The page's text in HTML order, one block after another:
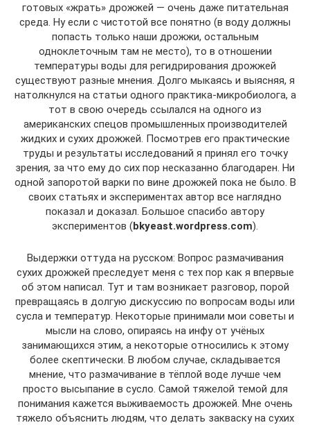
готовых «жрать» дрожжей — очень даже питательная
среда. Ну если с чистотой все понятно (в воду должны
попасть только наши дрожжи, остальным
одноклеточным там не место), то в отношении
температуры воды для регидрирования дрожжей
существуют разные мнения. Долго мыкаясь и выясняя, я
натолкнулся на статьи одного практика-микробиолога, а
тот в свою очередь ссылался на одного из
американских спецов промышленных производителей
жидких и сухих дрожжей. Посмотрев его практические
труды и результаты исследований я принял его точку
зрения, за что ему до сих пор несказанно благодарен. Ни
одной запоротой варки по вине дрожжей пока не было. В
своих статьях и экспериментах автор все наглядно
показал и доказал. Большое спасибо автору
экспериментов (bkyeast.wordpress.com).
Выдержки оттуда на русском: Вопрос размачивания
сухих дрожжей преследует меня с тех пор как я впервые
об этом написал. Тут и там возникает разговор, порой
превращаясь в долгую дискуссию по вопросам воды или
сусла и температур. Некоторые принимали мои советы и
мысли на слово, опираясь на инфу от учёных
занимающихся этим, а некоторые относились к этому
более скептически. В любом случае, складывается
мнение, что размачивание в тёплой воде лучше чем
просто высыпание в сусло. Самой тяжелой темой для
понимания кажется выживаемость дрожжей. Мне очень
тяжело объяснить людям, что делать закваску на сухих